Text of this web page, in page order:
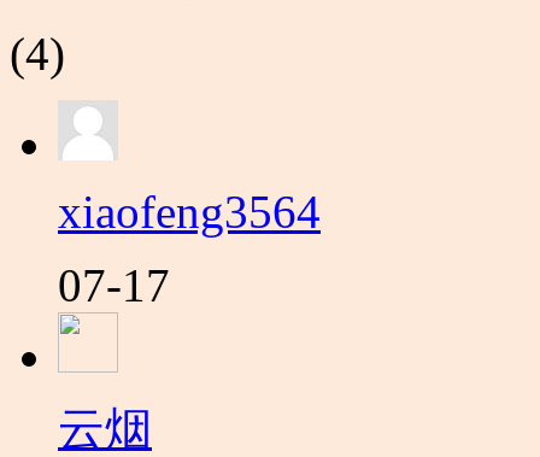
(4)
xiaofeng3564
07-17
云烟